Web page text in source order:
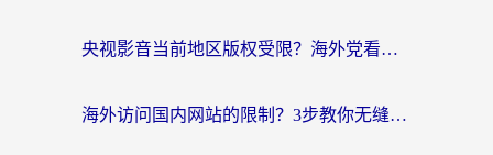
央视影音当前地区版权受限？海外党看国内剧、追电视台的终极解决方案
海外访问国内网站的限制？3步教你无缝解锁国内资源（附实测最优工具）